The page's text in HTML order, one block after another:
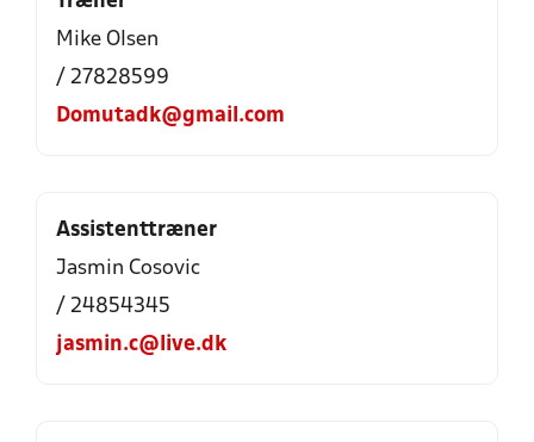
Mike Olsen
/ 27828599
Domutadk@gmail.com
Assistenttræner
Jasmin Cosovic
/ 24854345
jasmin.c@live.dk